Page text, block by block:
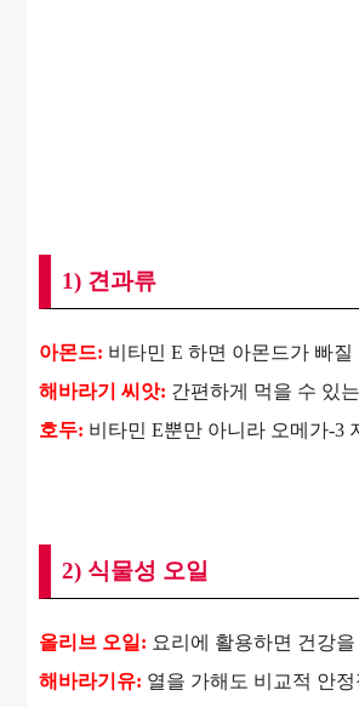
1) 견과류
아몬드: 비타민 E 하면 아몬드가 빠
해바라기 씨앗: 간편하게 먹을 수 있
호두: 비타민 E뿐만 아니라 오메가-3
2) 식물성 오일
올리브 오일: 요리에 활용하면 건강
해바라기유: 열을 가해도 비교적 안